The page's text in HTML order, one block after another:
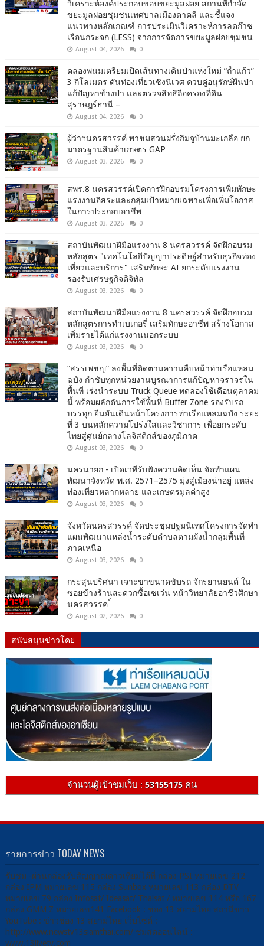
วิเคราะห์องค์ประกอบขอบขยะมูลฝอย สถานที่กำจัด
ขยะมูลฝอยชุมชนเทศบาลเมืองตาคลี และชี้แจง
แนวทางหลักเกณฑ์ การประเมินวิเคราะห์การลดก๊าซ
เรือนกระจก (LESS) จากการจัดการขยะมูลฝอยชุมชน
August 04, 2026 0
คลองพนมเตรียมเปิดเส้นทางเดินป่าแห่งใหม่ “ถ้ำแก้ว”
3 กิโลเมตร ดันท่องเที่ยวเชิงนิเวศ ควบคู่อนุรักษ์ผืนป่า
แก้ปัญหาช้างป่า และตรวจสิทธิถือครองที่ดิน
สุราษฎร์ธานี –
August 04, 2026 0
ผู้ว่าฯนครสวรรค์ พาชมสวนฝรั่งกิมจูบ้านมะเกลือ ยก
มาตรฐานสินค้าเกษตร GAP
August 03, 2026 0
สพร.8 นครสวรรค์เปิดการฝึกอบรมโครงการเพิ่มทักษะ
แรงงานอิสระและกลุ่มเป้าหมายเฉพาะเพื่อเพิ่มโอกาส
ในการประกอบอาชีพ
August 03, 2026 0
สถาบันพัฒนาฝีมือแรงงาน 8 นครสวรรค์ จัดฝึกอบรม
หลักสูตร "เทคโนโลยีปัญญาประดิษฐ์สำหรับธุรกิจท่อง
เที่ยวและบริการ" เสริมทักษะ AI ยกระดับแรงงาน
รองรับเศรษฐกิจดิจิทัล
August 03, 2026 0
สถาบันพัฒนาฝีมือแรงงาน 8 นครสวรรค์ จัดฝึกอบรม
หลักสูตรการทำเบเกอรี่ เสริมทักษะอาชีพ สร้างโอกาส
เพิ่มรายได้แก่แรงงานนอกระบบ
August 03, 2026 0
“สรรเพชญ” ลงพื้นที่ติดตามความคืบหน้าท่าเรือแหลม
ฉบัง กำชับทุกหน่วยงานบูรณาการแก้ปัญหาจราจรใน
พื้นที่ เร่งนำระบบ Truck Queue ทดลองใช้เดือนตุลาคม
นี้ พร้อมผลักดันการใช้พื้นที่ Buffer Zone รองรับรถ
บรรทุก ยืนยันเดินหน้าโครงการท่าเรือแหลมฉบัง ระยะ
ที่ 3 บนหลักความโปร่งใสและวิชาการ เพื่อยกระดับ
ไทยสู่ศูนย์กลางโลจิสติกส์ของภูมิภาค
August 03, 2026 0
นครนายก - เปิดเวทีรับฟังความคิดเห็น จัดทำแผน
พัฒนาจังหวัด พ.ศ. 2571–2575 มุ่งสู่เมืองน่าอยู่ แหล่ง
ท่องเที่ยวหลากหลาย และเกษตรมูลค่าสูง
August 03, 2026 0
จังหวัดนครสวรรค์ จัดประชุมปฐมนิเทศโครงการจัดทำ
แผนพัฒนาแหล่งน้ำระดับตำบลตามผังน้ำกลุ่มพื้นที่
ภาคเหนือ
August 03, 2026 0
กระสุนปริศนา เจาะขาขนาดขับรถ จักรยานยนต์ ใน
ซอยข้างร้านสะดวกซื้อเซเว่น หน้าวิทยาลัยอาชีวศึกษา
นครสวรรค ์
August 02, 2026 0
สนับสนุนข่าวโดย
จำนวนผู้เข้าชมเว็บ : 53155175คน
รายการข่าว TODAY NEWS
รับชม -ผ่านกล่องรับสัญญาณดาวเทียมได้ที่ กล่อง PSI หมายเลข 212
กล่อง IPM หมายเลข 115 กล่อง Sunbox หมายเลข 113 กล่อง DTV
หมายเลข 79 กล่อง Infosat/ Ideasat/ Thaisat / หมายเลข 114 หรือ 167
กล่อง GMM Z หมายเลข141 Facebook : ช่อง 13 สยามไทย สถานีข่าว
YouTube : ข่าวช่อง 13 สยามไทย เว็บไซต์ :
http://www.newstv13siamthai.com/ ชมสดออนไลน์ :
www.13livetv.com